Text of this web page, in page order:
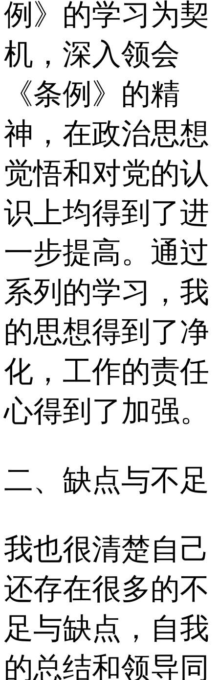
例》的学习为契
机，深入领会
《条例》的精
神，在政治思想
觉悟和对党的认
识上均得到了进
一步提高。通过
系列的学习，我
的思想得到了净
化，工作的责任
心得到了加强。
二、缺点与不足
我也很清楚自己
还存在很多的不
足与缺点，自我
的总结和领导同